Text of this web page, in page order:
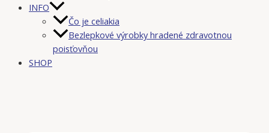
INFO
Čo je celiakia
Bezlepkové výrobky hradené zdravotnou
poisťovňou
SHOP